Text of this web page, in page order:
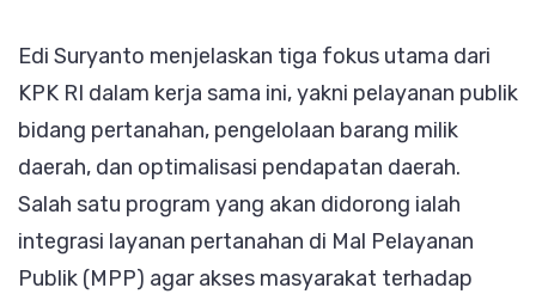
Edi Suryanto menjelaskan tiga fokus utama dari
KPK RI dalam kerja sama ini, yakni pelayanan publik
bidang pertanahan, pengelolaan barang milik
daerah, dan optimalisasi pendapatan daerah.
Salah satu program yang akan didorong ialah
integrasi layanan pertanahan di Mal Pelayanan
Publik (MPP) agar akses masyarakat terhadap